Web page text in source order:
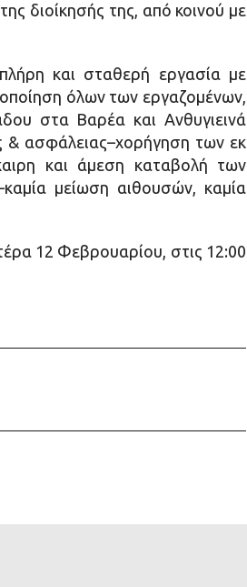
διοίκησής της, από κοινού με
και σταθερή εργασία με
όλων των εργαζομένων,
στα Βαρέα και Ανθυγιεινά
& ασφάλειας–χορήγηση των εκ
και άμεση καταβολή των
μείωση αιθουσών, καμία
12 Φεβρουαρίου, στις 12:00